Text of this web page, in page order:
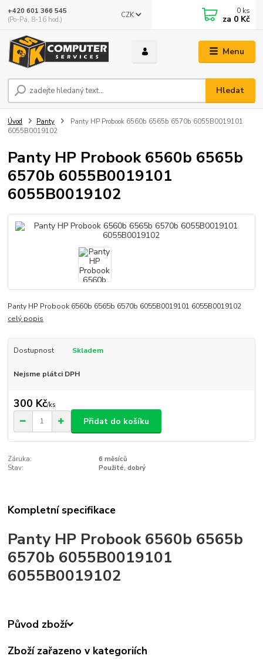
Menu
CZK
Hledat
+420 601 366 545
(Po-Pá, 8-16 hod.)
0 ks
za 0 Kč
Úvod Panty
Panty HP Probook 6560b 6565b 6570b 6055B0019101
6055B0019102
Panty HP Probook 6560b 6565b
6570b 6055B0019101
6055B0019102
Panty HP Probook 6560b 6565b 6570b 6055B0019101 6055B0019102
celý popis
Dostupnost Skladem
Nejsme plátci DPH
300 Kč/ks
Přidat do košíku
Záruka:
6 měsíců
Stav:
Použité, dobrý
Kompletní specifikace
Panty HP Probook 6560b 6565b
6570b 6055B0019101
6055B0019102
Původ zboží
Zboží zařazeno v kategoriích